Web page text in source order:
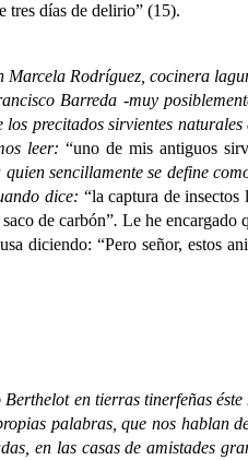
tres días de delirio” (15).
Rodríguez, cocinera
Barreda -muy
precitados sirvientes
leer: “uno de mis antiguos
quien sencillamente se define
dice: “la captura de
de carbón”. Le he encargado
diciendo: “Pero señor, estos
en tierras tinerfeñas
palabras, que nos hablan
en las casas de amistades